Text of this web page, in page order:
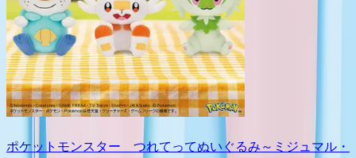
ポケットモンスター つれてってぬいぐるみ～ミジュマル・